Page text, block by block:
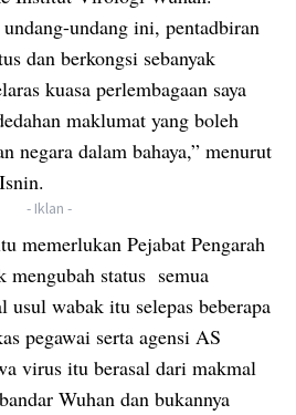
undang ini, pentadbiran
dan berkongsi sebanyak
kuasa perlembagaan saya
maklumat yang boleh
negara dalam bahaya,” menurut
- Iklan -
memerlukan Pejabat Pengarah
mengubah status semua
usul wabak itu selepas beberapa
pegawai serta agensi AS
virus itu berasal dari makmal
Wuhan dan bukannya